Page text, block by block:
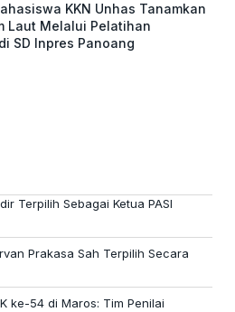
KKN Unhas Tanamkan
Laut Melalui Pelatihan
SD Inpres Panoang
Terpilih Sebagai Ketua PASI
Prakasa Sah Terpilih Secara
ke-54 di Maros: Tim Penilai